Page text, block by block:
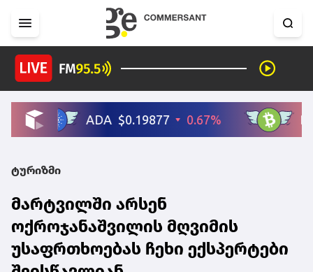
ტურიზმი
მარტვილში არსენ
ოქროჯანაშვილის მღვიმის
უსაფრთხოებას ჩეხი ექსპერტები